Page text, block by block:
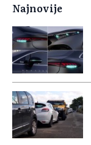
Najnovije